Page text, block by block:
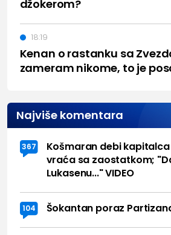
džokerom?
Kenan o rastanku sa
zameram nikome, to je
18:19
Najviše komentara
367
Košmaran debi
vraća sa zaostatkom;
Lukasenu..." VIDEO
104 Šokantan poraz